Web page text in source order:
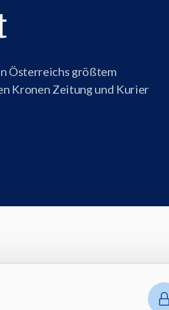
Österreichs größtem
Kronen Zeitung und Kurier